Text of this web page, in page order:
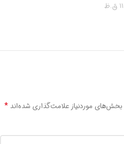
بخش‌های موردنیاز علامت‌گذاری شده‌اند *